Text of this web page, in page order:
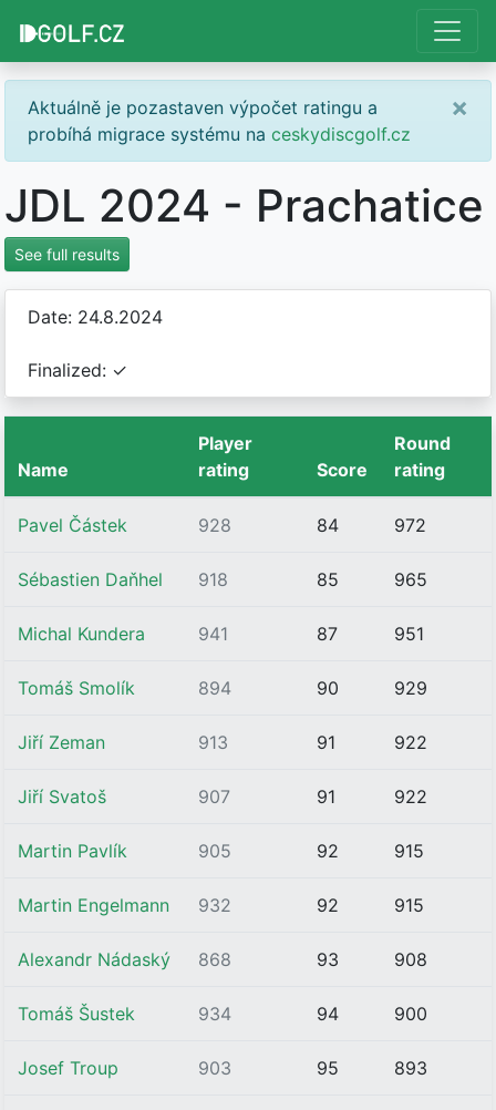
Aktuálně je pozastaven výpočet ratingu a
probíhá migrace systému na ceskydiscgolf.cz
×
JDL 2024 - Prachatice
See full results
Date: 24.8.2024
Finalized: ✓
Name
Player
rating
Score
Round
rating
Pavel Částek 928 84 972
Sébastien Daňhel 918 85 965
Michal Kundera 941 87 951
Tomáš Smolík 894 90 929
Jiří Zeman 913 91 922
Jiří Svatoš 907 91 922
Martin Pavlík 905 92 915
Martin Engelmann 932 92 915
Alexandr Nádaský 868 93 908
Tomáš Šustek 934 94 900
Josef Troup 903 95 893